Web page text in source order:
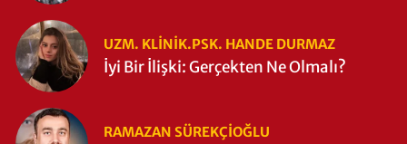
UZM. KLINIK.PSK. HANDE DURMAZ
İyi Bir İlişki: Gerçekten Ne Olmalı?
RAMAZAN SÜREKÇIOĞLU